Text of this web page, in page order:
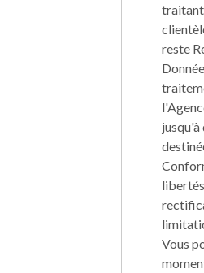
traitant
reste
jusqu'à
Vous